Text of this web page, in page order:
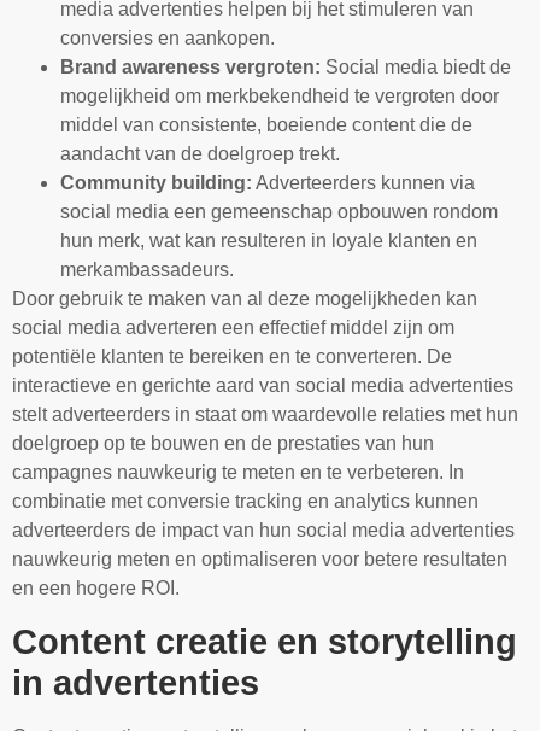
media advertenties helpen bij het stimuleren van
conversies en aankopen.
Brand awareness vergroten: Social media biedt de
mogelijkheid om merkbekendheid te vergroten door
middel van consistente, boeiende content die de
aandacht van de doelgroep trekt.
Community building: Adverteerders kunnen via
social media een gemeenschap opbouwen rondom
hun merk, wat kan resulteren in loyale klanten en
merkambassadeurs.
Door gebruik te maken van al deze mogelijkheden kan
social media adverteren een effectief middel zijn om
potentiële klanten te bereiken en te converteren. De
interactieve en gerichte aard van social media advertenties
stelt adverteerders in staat om waardevolle relaties met hun
doelgroep op te bouwen en de prestaties van hun
campagnes nauwkeurig te meten en te verbeteren. In
combinatie met conversie tracking en analytics kunnen
adverteerders de impact van hun social media advertenties
nauwkeurig meten en optimaliseren voor betere resultaten
en een hogere ROI.
Content creatie en storytelling
in advertenties